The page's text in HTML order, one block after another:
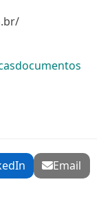
documentos
Email